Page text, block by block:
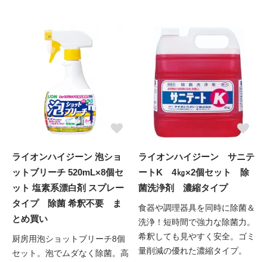
ライオンハイジーン 泡ショ
ットブリーチ 520mL×8個セ
ット 塩素系漂白剤 スプレー
タイプ 除菌 希釈不要 ま
とめ買い
厨房用泡ショットブリーチ8個
セット。泡でムダなく除菌。高
ライオンハイジーン サニテ
ートK 4㎏×2個セット 除
菌洗浄剤 濃縮タイプ
食器や調理器具を同時に除菌＆
洗浄！短時間で強力な除菌力。
希釈しても見やすく安全。ゴミ
量削減の優れた濃縮タイプ。